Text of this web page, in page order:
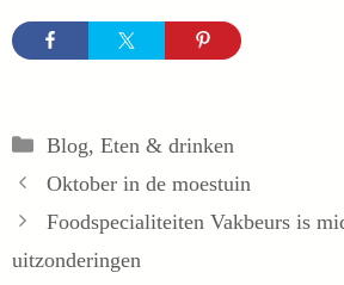
Categorieën
Blog, Eten & drinken
Oktober in de moestuin
Foodspecialiteiten Vakbeurs is
uitzonderingen